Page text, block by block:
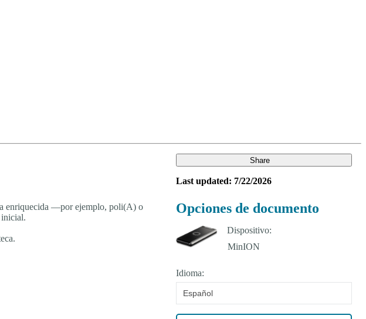
enriquecida —por ejemplo, poli(A) o
Share
Last updated: 7/22/2026
Opciones de documento
Dispositivo:
Idioma:
Español